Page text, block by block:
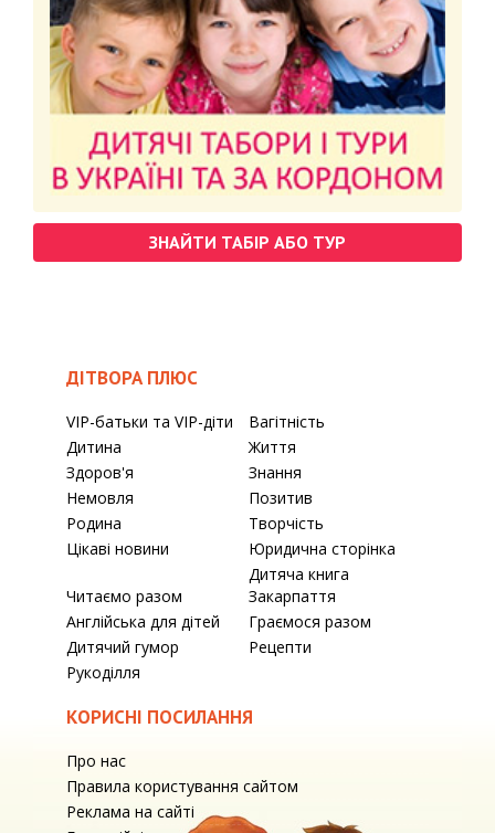
ЗНАЙТИ ТАБІР АБО ТУР
ДІТВОРА ПЛЮС
VIP-батьки та VIP-діти
Вагітність
Дитина
Життя
Здоров'я
Знання
Немовля
Позитив
Родина
Творчість
Цікаві новини
Юридична сторінка
Читаємо разом
Дитяча книга
Закарпаття
Англійська для дітей
Граємося разом
Дитячий гумор
Рецепти
Рукоділля
КОРИСНІ ПОСИЛАННЯ
Про нас
Правила користування сайтом
Реклама на сайті